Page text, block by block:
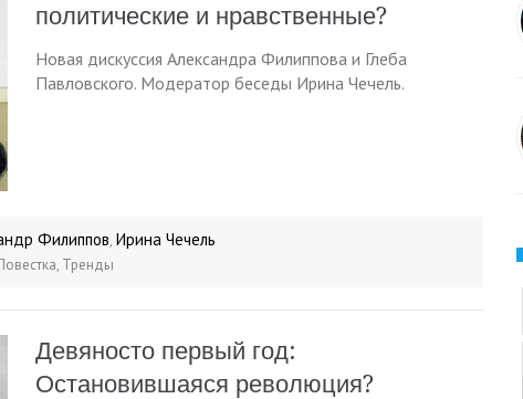
политические и нравственные?
Новая дискуссия Александра Филиппова и Глеба
Павловского. Модератор беседы Ирина Чечель.
Филиппов, Ирина Чечель
, Тренды
Девяносто первый год:
Остановившаяся революция?